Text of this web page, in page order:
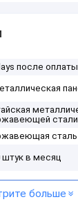
после оплаты
стали
сталь
штук в месяц
больше